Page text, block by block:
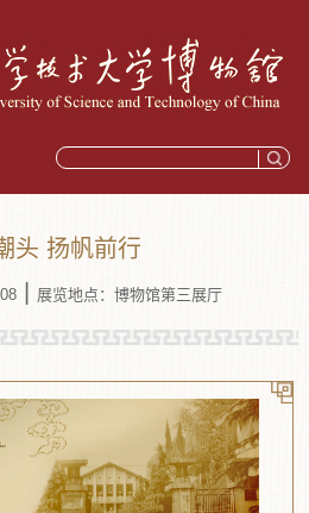
头 扬帆前行
| 展览地点：博物馆第三展厅